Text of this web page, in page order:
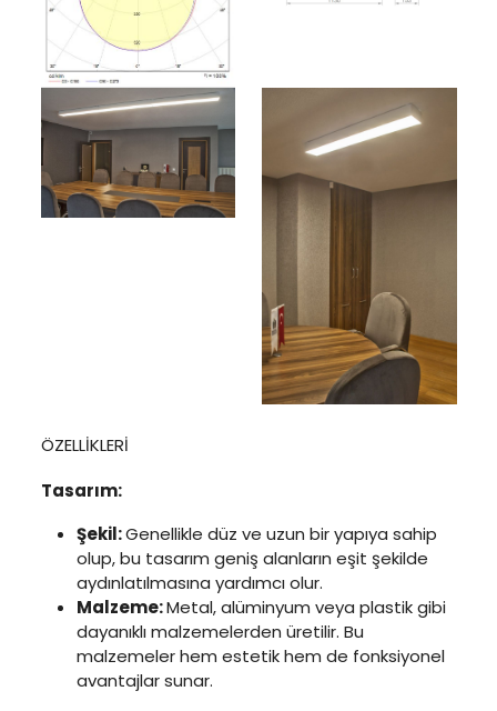
ÖZELLİKLERİ
Tasarım:
Şekil:Genellikle düz ve uzun bir yapıya sahip
olup, bu tasarım geniş alanların eşit şekilde
aydınlatılmasına yardımcı olur.
Malzeme:Metal, alüminyum veya plastik gibi
dayanıklı malzemelerden üretilir. Bu
malzemeler hem estetik hem de fonksiyonel
avantajlar sunar.